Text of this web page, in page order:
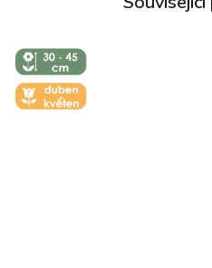
↕️ VÝŠKA 30
- 45 CM
🌼 KVĚT -
DUBEN-
KVĚTEN